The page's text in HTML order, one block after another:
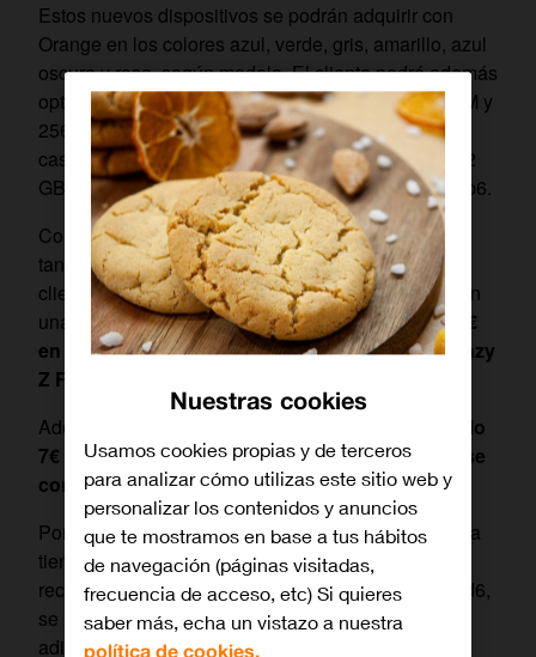
Estos nuevos dispositivos se podrán adquirir con
Orange en los colores azul, verde, gris, amarillo, azul
oscuro y rosa, según modelo. El cliente podrá además
optar por las versiones con memoria 12 GB de RAM y
256 GB, 512 GB o 1 TB de memoria interna en el
caso del Galaxy Z Fold6 y de 12GB y 256 GB o 512
GB de memoria interna en el caso del Galaxy Z Flip6.
Como promoción durante el periodo de preventa,
tanto los clientes de Orange como los nuevos
clientes, que adquieran estos smartphones recibirán
una
funda original de regalo[1]valorada en 49,9€
en el caso del Galaxy Z Flip6 y 99,9€ para el Galazy
Z Fold6 (incluye SPen)
Además,
si contratan una línea adicional, por solo
7€ más al mes durante 24 meses, podrán hacerse
con el nuevo reloj Galaxy Watch7 de 40mm.
Por otra parte, al cliente de Orange que acuda a una
tienda de la marca con su antiguo terminal para
recoger su nuevo Samsung Galaxy Z Flip6 y Z Fold6,
se le valorará el teléfono entregado en 200 euros
adicionales.
Nuestras cookies
Usamos cookies propias y de terceros
para analizar cómo utilizas este sitio web y
personalizar los contenidos y anuncios
que te mostramos en base a tus hábitos
de navegación (páginas visitadas,
frecuencia de acceso, etc) Si quieres
saber más, echa un vistazo a nuestra
política de cookies.